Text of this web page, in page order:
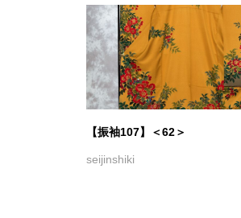
【振袖107】＜62＞
seijinshiki